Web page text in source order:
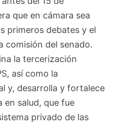
que en cámara sea
primeros debates y el
comisión del senado.
la tercerización
así como la
y, desarrolla y fortalece
en salud, que fue
privado de las